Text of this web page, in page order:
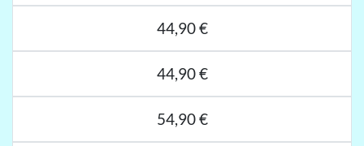
44,90 €
44,90 €
54,90 €